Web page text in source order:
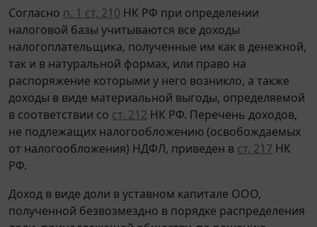
Согласно п. 1 ст. 210 НК РФ при определении
налоговой базы учитываются все доходы
налогоплательщика, полученные им как в денежной,
так и в натуральной формах, или право на
распоряжение которыми у него возникло, а также
доходы в виде материальной выгоды, определяемой
в соответствии со ст. 212 НК РФ. Перечень доходов,
не подлежащих налогообложению (освобождаемых
от налогообложения) НДФЛ, приведен в ст. 217 НК
РФ.
Доход в виде доли в уставном капитале ООО,
полученной безвозмездно в порядке распределения